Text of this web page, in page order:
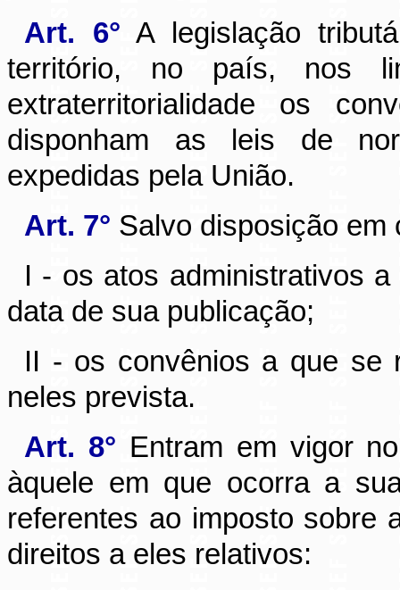
Art. 6° A legislação
território, no país, nos
extraterritorialidade os
disponham as leis de
expedidas pela União.
Art. 7° Salvo disposição em
I - os atos administrativos
data de sua publicação;
II - os convênios a que
neles prevista.
Art. 8° Entram em vigor
àquele em que ocorra a
referentes ao imposto sobre
direitos a eles relativos: